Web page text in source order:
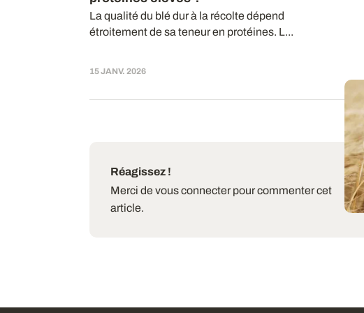
La qualité du blé dur à la récolte dépend
étroitement de sa teneur en protéines. L...
15 JANV. 2026
Réagissez !
Merci de vous connecter pour commenter cet
article.